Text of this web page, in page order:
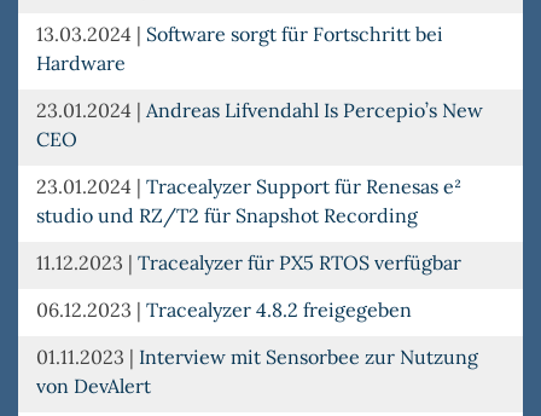
13.03.2024 | Software sorgt für Fortschritt bei
Hardware
23.01.2024 | Andreas Lifvendahl Is Percepio’s New
CEO
23.01.2024 | Tracealyzer Support für Renesas e²
studio und RZ/T2 für Snapshot Recording
11.12.2023 | Tracealyzer für PX5 RTOS verfügbar
06.12.2023 | Tracealyzer 4.8.2 freigegeben
01.11.2023 | Interview mit Sensorbee zur Nutzung
von DevAlert